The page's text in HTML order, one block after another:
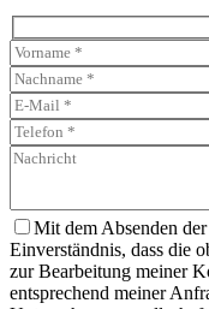
Mit dem Absenden
Einverständnis, dass die
zur Bearbeitung meiner
entsprechend meiner